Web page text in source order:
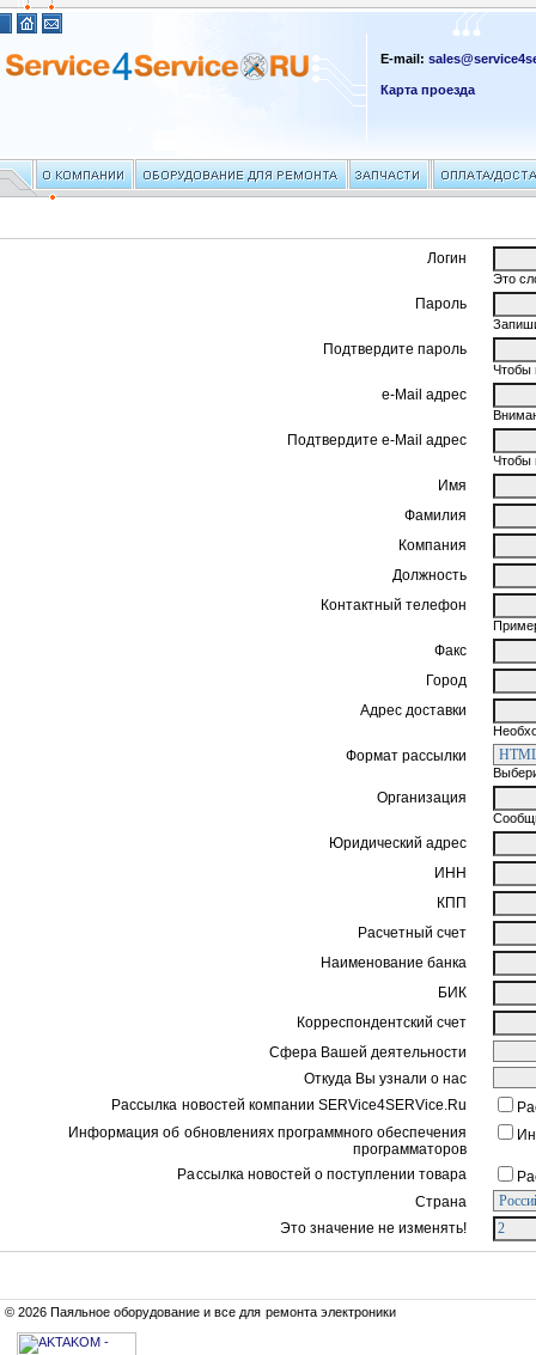
E-mail:
Карта проезда
Логин
Это
Пароль
Подтвердите пароль
Чтобы
e-Mail адрес
Подтвердите e-Mail адрес
Чтобы
Имя
Фамилия
Компания
Должность
Контактный телефон
Факс
Город
Адрес доставки
Формат рассылки
Организация
Юридический адрес
ИНН
КПП
Расчетный счет
Наименование банка
БИК
Корреспондентский счет
Сфера Вашей деятельности
Откуда Вы узнали о нас
Рассылка новостей компании SERVice4SERVice.Ru
Информация об обновлениях программного обеспечения
программаторов
Рассылка новостей о поступлении товара
Страна
Это значение не изменять!
© 2026 Паяльное оборудование и все для ремонта электроники